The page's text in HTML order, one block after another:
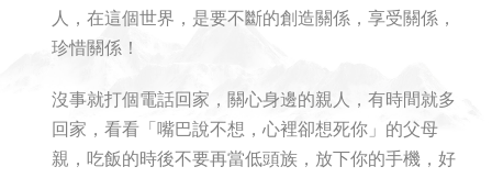
人，在這個世界，是要不斷的創造關係，享受關係，
珍惜關係！
沒事就打個電話回家，關心身邊的親人，有時間就多
回家，看看「嘴巴說不想，心裡卻想死你」的父母
親，吃飯的時後不要再當低頭族，放下你的手機，好